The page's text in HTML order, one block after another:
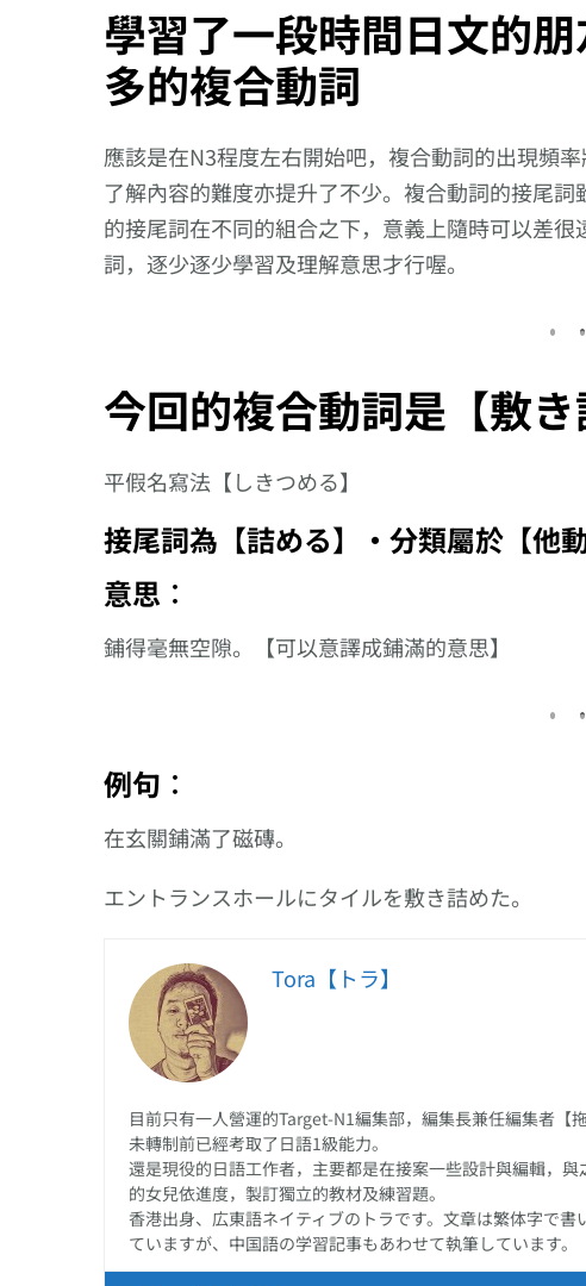
學習了一段時間日文的
多的複合動詞
應該是在N3程度左右開始吧，複合動詞的出現頻
了解內容的難度亦提升了不少。複合動詞的接尾
的接尾詞在不同的組合之下，意義上隨時可以差
詞，逐少逐少學習及理解意思才行喔。
今回的複合動詞是【敷き
平假名寫法【しきつめる】
接尾詞為【詰める】‧分類屬於【他動
意思︰
鋪得毫無空隙。【可以意譯成鋪滿的意思】
例句︰
在玄關鋪滿了磁磚。
エントランスホールにタイルを敷き詰めた。
Tora【トラ】
目前只有一人營運的Target-N1編集部，編集長兼任編集者
未轉制前已經考取了日語1級能力。
還是現役的日語工作者，主要都是在接案一些設計與編輯，
的女兒依進度，製訂獨立的教材及練習題。
香港出身、広東語ネイティブのトラです。文章は繁体字で
ていますが、中国語の学習記事もあわせて執筆しています。